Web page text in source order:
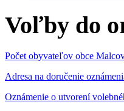
Voľby do
Počet obyvateľov obce
Adresa na doručenie
Oznámenie o utvorení